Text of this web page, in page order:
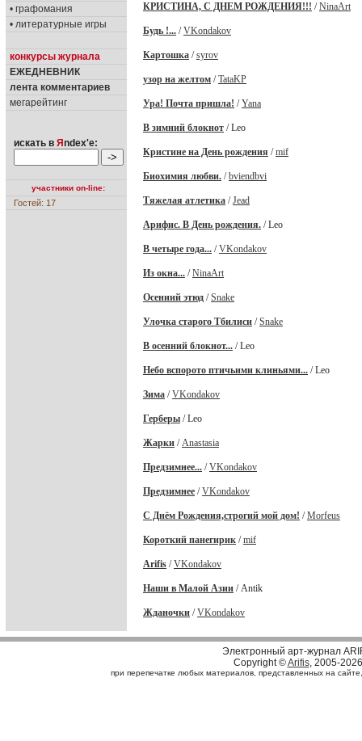
• графомания
• литературные игры
конкурсы журнала
ЕЖЕДНЕВНИК
лента комментариев
мегарейтинг
искать в Я ndex'е:
участники on-line:
Гостей: 17
КРИСТИНА, С ДНЕМ РОЖДЕНИЯ!!! /NinaArt
Будь !... /VKondakov
Картошка /syrov
узор на желтом /TataKP
Ура! Почта пришла! /Yana
В зимний блокнот / Leo
Кристине на День рождения /mif
Биохимия любви. /bviendbvi
Тяжелая атлетика /Jead
Арифис. В День рождения. / Leo
В четыре года... /VKondakov
Из окна... /NinaArt
Осениий этюд /Snake
Улочка старого Тбилиси /Snake
В осенний блокнот... / Leo
Небо вспорото птичьими клиньями... / Leo
Зима /VKondakov
Герберы / Leo
Жарки /Anastasia
Предзимнее... /VKondakov
Предзимнее /VKondakov
С Днём Рождения,строгий мой дом! /Morfeus
Короткий панегирик /mif
Arifis /VKondakov
Наши в Малой Азии / Antik
Жданочки /VKondakov
Электронный арт-журнал
Copyright ©Arifis, 2005-2026
при перепечатке любых материалов, представленных на